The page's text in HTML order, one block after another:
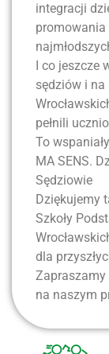
integracji
promowania
I co jeszcze
sędziów i na
pełnili
To
MA SENS.
Sędziowie
Dziękujemy
Szkoły
dla
Zapraszamy
na naszym